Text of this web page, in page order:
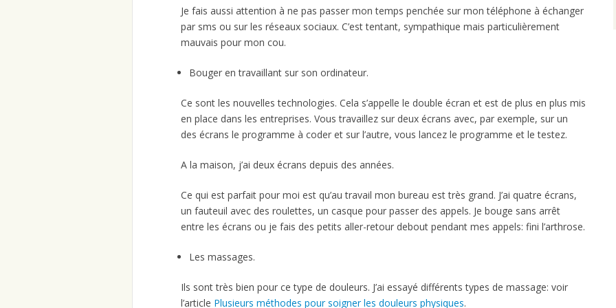
Je fais aussi attention à ne pas passer mon temps penchée sur mon téléphone à échanger
par sms ou sur les réseaux sociaux. C’est tentant, sympathique mais particulièrement
mauvais pour mon cou.
Bouger en travaillant sur son ordinateur.
Ce sont les nouvelles technologies. Cela s’appelle le double écran et est de plus en plus mis
en place dans les entreprises. Vous travaillez sur deux écrans avec, par exemple, sur un
des écrans le programme à coder et sur l’autre, vous lancez le programme et le testez.
A la maison, j’ai deux écrans depuis des années.
Ce qui est parfait pour moi est qu’au travail mon bureau est très grand. J’ai quatre écrans,
un fauteuil avec des roulettes, un casque pour passer des appels. Je bouge sans arrêt
entre les écrans ou je fais des petits aller-retour debout pendant mes appels: fini l’arthrose.
Les massages.
Ils sont très bien pour ce type de douleurs. J’ai essayé différents types de massage: voir
l’article Plusieurs méthodes pour soigner les douleurs physiques.